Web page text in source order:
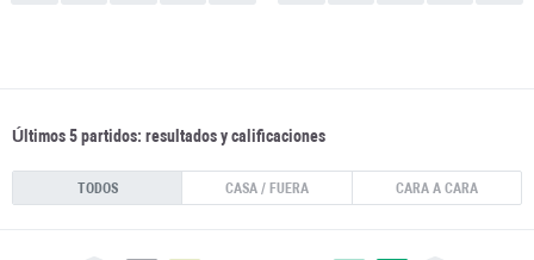
Últimos 5 partidos: resultados y calificaciones
TODOS CASA / FUERA CARA A CARA